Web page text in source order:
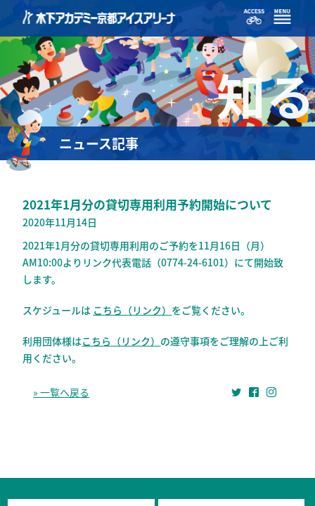
知る
ニュース記事
2021年1月分の貸切専用利用予約開始について
2020年11月14日
2021年1月分の貸切専用利用のご予約を11月16日（月）
AM10:00よりリンク代表電話（0774-24-6101）にて開始致
します。
スケジュールは こちら（リンク） をご覧ください。
利用団体様はこちら（リンク） の遵守事項をご理解の上ご利
用ください。
» 一覧へ戻る